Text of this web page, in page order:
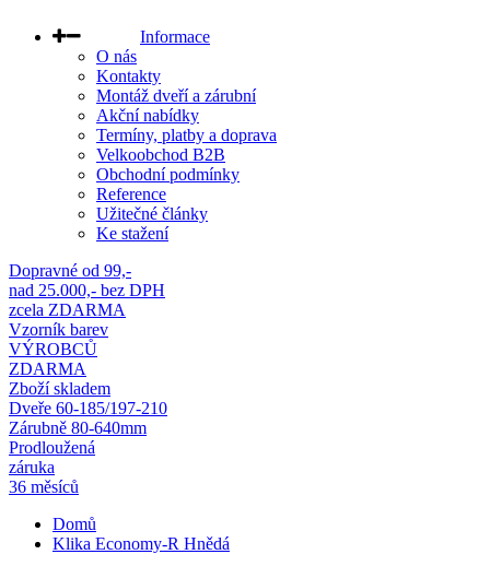
Informace
O nás
Kontakty
Montáž dveří a zárubní
Akční nabídky
Termíny, platby a doprava
Velkoobchod B2B
Obchodní podmínky
Reference
Užitečné články
Ke stažení
Dopravné od 99,-
nad 25.000,- bez DPH
zcela ZDARMA
Vzorník barev
VÝROBCŮ
ZDARMA
Zboží skladem
Dveře 60-185/197-210
Zárubně 80-640mm
Prodloužená
záruka
36 měsíců
Domů
Klika Economy-R Hnědá